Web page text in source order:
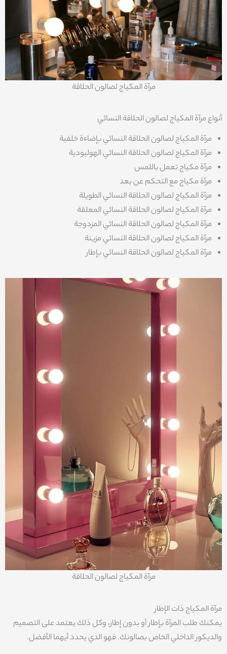
مرآة المكياج لصالون الحلاقة
أنواع مرآة المكياج لصالون الحلاقة النسائي
مرآة المكياج لصالون الحلاقة النسائي بإضاءة خلفية
مرآة المكياج لصالون الحلاقة النسائي الهوليودية
مرآة مكياج تعمل باللمس
مرآة مكياج مع التحكم عن بعد
مرآة المكياج لصالون الحلاقة النسائي الطويلة
مرآة المكياج لصالون الحلاقة النسائي المعلقة
مرآة المكياج لصالون الحلاقة النسائي المزدوجة
مرآة المكياج لصالون الحلاقة النسائي مزينة
مرآة المكياج لصالون الحلاقة النسائي بإطار
مرآة المكياج لصالون الحلاقة
مرآة المكياج ذات الإطار
يمكنك طلب المرآة بإطار أو بدون إطار، وكل ذلك يعتمد على التصميم
والديكور الداخلي الخاص بصالونك. فهو الذي يحدد أيهما الأفضل.